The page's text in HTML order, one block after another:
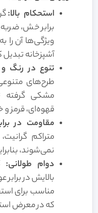
استحکام بالا:
برابر خش،
ویژگی‌ها آن را
آشپزخانه تبدیل
تنوع در رنگ
طرح‌های
مشکی گرفته
قهوه‌ای، قرمز و
مقاومت در
متراکم
نمی‌شوند،
دوام طولانی:
بالایش در
مناسب برای
که در معرض